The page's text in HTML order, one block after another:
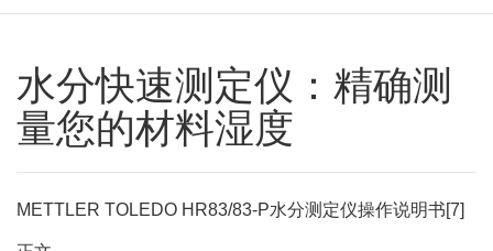
水分快速测定仪：精确测
量您的材料湿度
METTLER TOLEDO HR83/83-P水分测定仪操作说明书[7]